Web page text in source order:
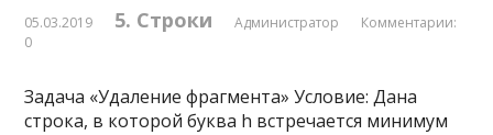
05.03.2019 5. Строки Администратор
Комментарии:
0
Задача «Удаление фрагмента» Условие: Дана
строка, в которой буква h встречается минимум